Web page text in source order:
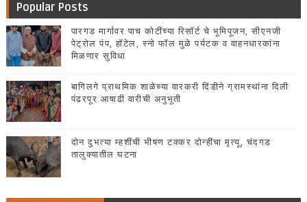
Popular Posts
पारगड मार्गावर पाच कोटींच्या रिसॉर्ट चे भूमिपूजन, सीएनजी
पेट्रोल पंप, हॉटेल, स्नो फॉल मुळे पर्यटक व वाहनधारकांना
मिळणार सुविधा
बागिलगे प्राथमिक शाळेच्या वारकरी दिंडीने ग्रामस्थांना दिली
पंढरपूर आषाढी वारीची अनुभूती
दोन दुभत्या म्हशींची भीषण टक्कर दोन्हींचा मृत्यू, चंदगड
तालुक्यातील घटना